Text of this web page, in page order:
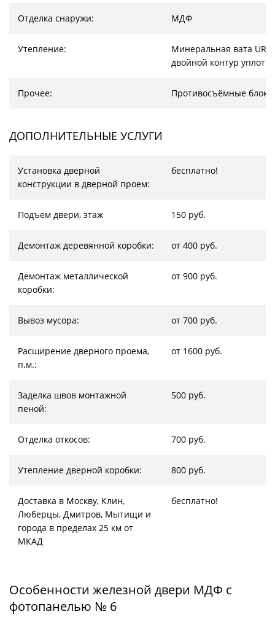
Отделка снаружи: МДФ
Утепление:
Минеральная вата
двойной контур
Прочее: Противосъёмные
ДОПОЛНИТЕЛЬНЫЕ УСЛУГИ
Установка дверной
конструкции в дверной проем:
бесплатно!
Подъем двери, этаж 150 руб.
Демонтаж деревянной коробки: от 400 руб.
Демонтаж металлической
коробки:
от 900 руб.
Вывоз мусора: от 700 руб.
Расширение дверного проема,
п.м.:
от 1600 руб.
Заделка швов монтажной
пеной:
500 руб.
Отделка откосов: 700 руб.
Утепление дверной коробки: 800 руб.
Доставка в Москву, Клин,
Люберцы, Дмитров, Мытищи и
города в пределах 25 км от
МКАД
бесплатно!
Особенности железной двери МДФ с
фотопанелью № 6